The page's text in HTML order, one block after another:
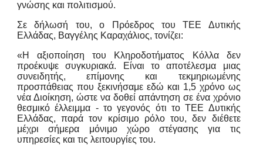
γνώσης και πολιτισμού.
Σε δήλωσή του, ο Πρόεδρος του ΤΕΕ Δυτικής
Ελλάδας, Βαγγέλης Καραχάλιος, τονίζει:
«Η αξιοποίηση του Κληροδοτήματος Κόλλα δεν
προέκυψε συγκυριακά. Είναι το αποτέλεσμα μιας
συνειδητής, επίμονης και τεκμηριωμένης
προσπάθειας που ξεκινήσαμε εδώ και 1,5 χρόνο ως
νέα Διοίκηση, ώστε να δοθεί απάντηση σε ένα χρόνιο
θεσμικό έλλειμμα - το γεγονός ότι το ΤΕΕ Δυτικής
Ελλάδας, παρά τον κρίσιμο ρόλο του, δεν διέθετε
μέχρι σήμερα μόνιμο χώρο στέγασης για τις
υπηρεσίες και τις λειτουργίες του.